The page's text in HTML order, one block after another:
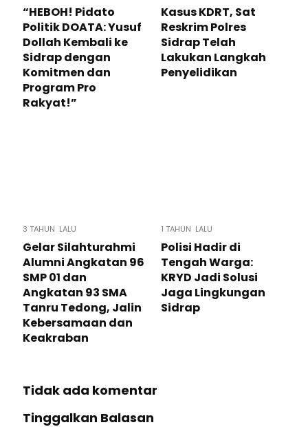
“HEBOH! Pidato
Politik DOATA: Yusuf
Dollah Kembali ke
Sidrap dengan
Komitmen dan
Program Pro
Rakyat!”
Kasus KDRT, Sat
Reskrim Polres
Sidrap Telah
Lakukan Langkah
Penyelidikan
3 TAHUN LALU
Gelar Silahturahmi
Alumni Angkatan 96
SMP 01 dan
Angkatan 93 SMA
Tanru Tedong, Jalin
Kebersamaan dan
Keakraban
1 TAHUN LALU
Polisi Hadir di
Tengah Warga:
KRYD Jadi Solusi
Jaga Lingkungan
Sidrap
Tidak ada komentar
Tinggalkan Balasan